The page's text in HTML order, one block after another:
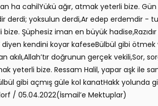
ha cahilYükü ağır, atmak yeterli bize. Gün
derdi; yoksulun derdi,Ar edep erdemdir -
Şüphesiz iman en büyük
diyen kendini koyar kafeseBülbül gibi
akılı,Allah’tır doğrunun gerçek vekili,Sor,
yeterli bize. Ressam Halil, yapar aşk ile
gibi açmış güle kol kanatHakk yolunda
/ 05.04.2022(İsmail’e Mektuplar)